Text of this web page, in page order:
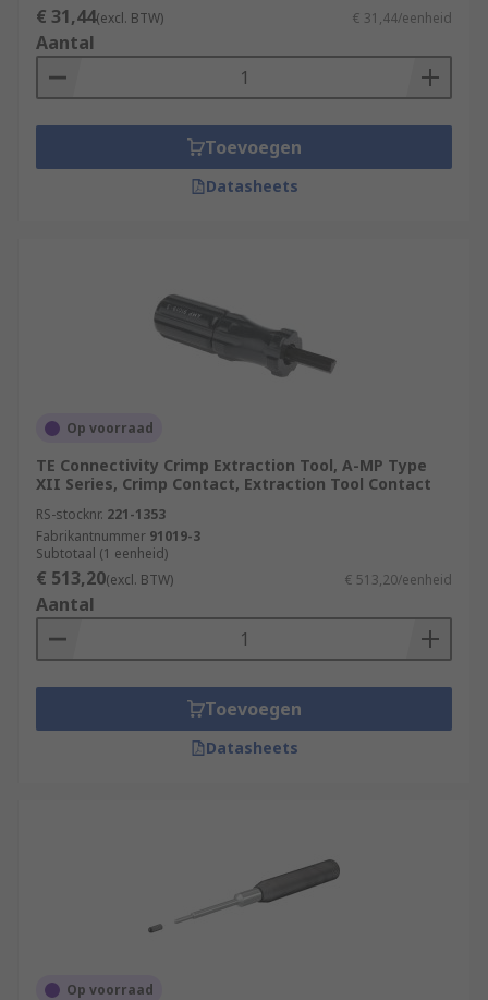
€ 31,44(excl. BTW) € 31,44/eenheid
Aantal
Toevoegen
Datasheets
Op voorraad
TE Connectivity Crimp Extraction Tool, A-MP Type
XII Series, Crimp Contact, Extraction Tool Contact
RS-stocknr. 221-1353
Fabrikantnummer 91019-3
Subtotaal (1 eenheid)
€ 513,20(excl. BTW) € 513,20/eenheid
Aantal
Toevoegen
Datasheets
Op voorraad